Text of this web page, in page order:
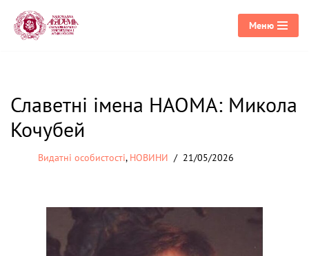
Перейти
Меню
Славетні імена НАОМА: Микола
Кочубей
Видатні особистості, НОВИНИ 21/05/2026